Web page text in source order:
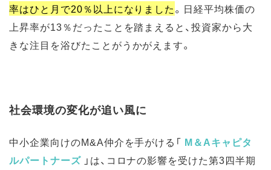
率はひと月で20％以上になりました。日経平均株価の
上昇率が13％だったことを踏まえると、投資家から大
きな注目を浴びたことがうかがえます。
社会環境の変化が追い風に
中小企業向けのM&A仲介を手がける「 M＆Aキャピタ
ルパートナーズ」は、コロナの影響を受けた第3四半期